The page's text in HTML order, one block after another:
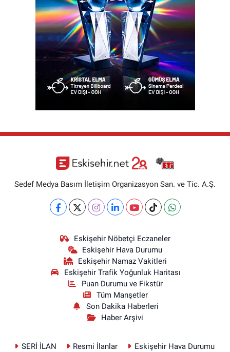
Sedef Medya Basım İletişim Organizasyon San. ve Tic. A.Ş.
Eskişehir Nöbetçi Eczaneler
Eskişehir Hava Durumu
Eskişehir Namaz Vakitleri
Eskişehir Trafik Yoğunluk Haritası
Puan Durumu ve Fikstür
Tüm Manşetler
Son Dakika Haberleri
Haber Arşivi
SERİ İLAN Resmi İlanlar Eskişehir Hava Durumu